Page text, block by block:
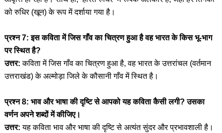
को रुधिर (खून) के रूप में दर्शाया गया है।
प्रश्न 7: इस कविता में जिस गाँव का चित्रण हुआ है वह भारत के किस भू-भाग
पर स्थित है?
उत्तर: कविता में जिस गाँव का चित्रण हुआ है, वह भारत के उत्तरांचल (वर्तमान
उत्तराखंड) के अल्मोड़ा जिले के कौसानी गाँव में स्थित है।
प्रश्न 8: भाव और भाषा की दृष्टि से आपको यह कविता कैसी लगी? उसका
वर्णन अपने शब्दों में कीजिए।
उत्तर: यह कविता भाव और भाषा की दृष्टि से अत्यंत सुंदर और प्रभावशाली है।